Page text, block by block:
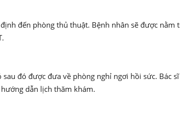
đến phòng thủ thuật. Bệnh nhân sẽ được nằm
đó được đưa về phòng nghỉ ngơi hồi sức. Bác
dẫn lịch thăm khám.